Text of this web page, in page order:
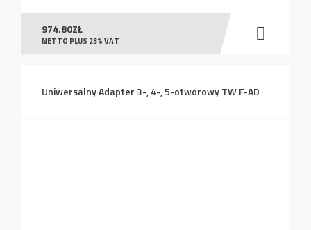
974.80ZŁ
NETTO PLUS 23% VAT
Uniwersalny Adapter 3-, 4-, 5-otworowy TW F-AD